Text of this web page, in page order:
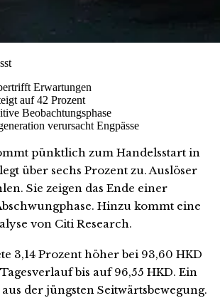
Erwartungen
auf 42 Prozent
Beobachtungsphase
verursacht Engpässe
pünktlich zum Handelsstart in
über sechs Prozent zu. Auslöser
Sie zeigen das Ende einer
Hinzu kommt eine
von Citi Research.
3,14 Prozent höher bei 93,60 HKD
bis auf 96,55 HKD. Ein
der jüngsten Seitwärtsbewegung.